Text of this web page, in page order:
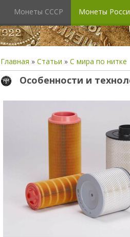
Монеты СССР Монеты
Главная » Статьи » С мира по нитке
Особенности и